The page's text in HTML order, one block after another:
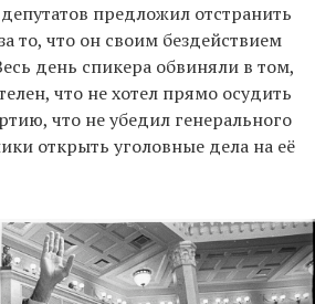
предложил отстранить
то, что он своим бездействием
день спикера обвиняли в том,
что не хотел прямо осудить
что не убедил генерального
открыть уголовные дела на её